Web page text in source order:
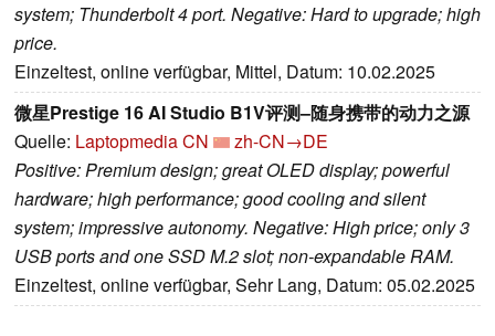
system; Thunderbolt 4 port. Negative: Hard to upgrade; high
price.
Einzeltest, online verfügbar, Mittel, Datum: 10.02.2025
微星Prestige 16 AI Studio B1V评测–随身携带的动力之源
Quelle: Laptopmedia CN
zh-CN→DE
Positive: Premium design; great OLED display; powerful
hardware; high performance; good cooling and silent
system; impressive autonomy. Negative: High price; only 3
USB ports and one SSD M.2 slot; non-expandable RAM.
Einzeltest, online verfügbar, Sehr Lang, Datum: 05.02.2025